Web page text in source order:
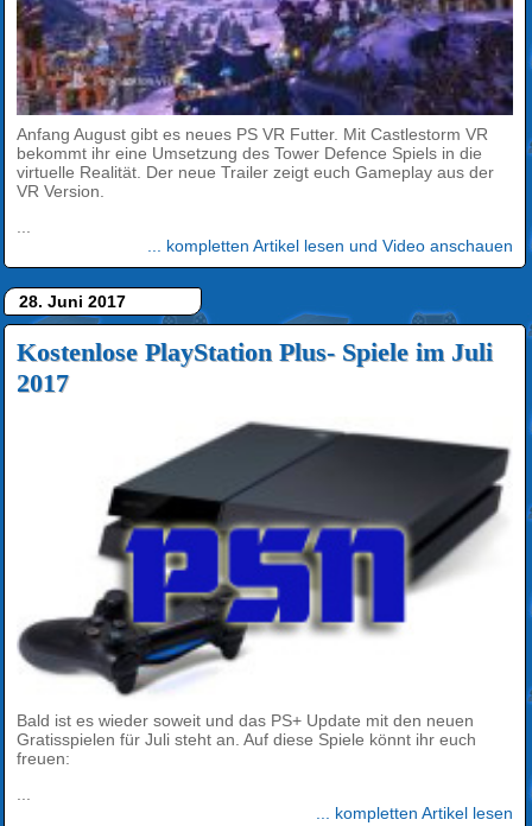
Anfang August gibt es neues PS VR Futter. Mit Castlestorm VR
bekommt ihr eine Umsetzung des Tower Defence Spiels in die
virtuelle Realität. Der neue Trailer zeigt euch Gameplay aus der
VR Version.
... kompletten Artikel lesen und Video anschauen
28. Juni 2017
Kostenlose PlayStation Plus- Spiele im Juli
2017
Bald ist es wieder soweit und das PS+ Update mit den neuen
Gratisspielen für Juli steht an. Auf diese Spiele könnt ihr euch
freuen:
... kompletten Artikel lesen